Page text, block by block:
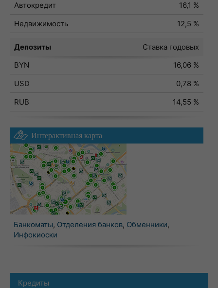
Автокредит
16,1 %
Недвижимость
12,5 %
Депозиты
Ставка годовых
BYN
16,06 %
USD
0,78 %
RUB
14,55 %
Интерактивная карта
Банкоматы, Отделения банков, Обменники,
Инфокиоски
Кредиты